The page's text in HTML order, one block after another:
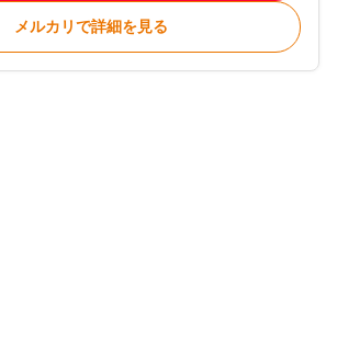
メルカリで詳細を見る